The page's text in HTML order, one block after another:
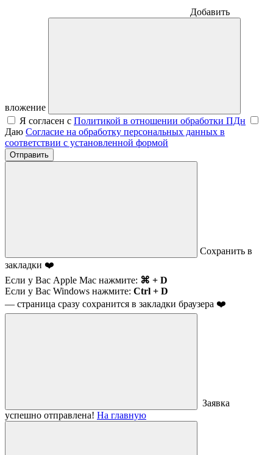
Добавить
вложение
Я согласен с Политикой в отношении обработки ПДн
Даю Согласие на обработку персональных данных в
соответствии с установленной формой
Отправить
Сохранить в
закладки ❤️
Если у Вас Apple Mac нажмите: ⌘ + D
Если у Вас Windows нажмите: Ctrl + D
— страница сразу сохранится в закладки браузера ❤️
Заявка
успешно отправлена! На главную